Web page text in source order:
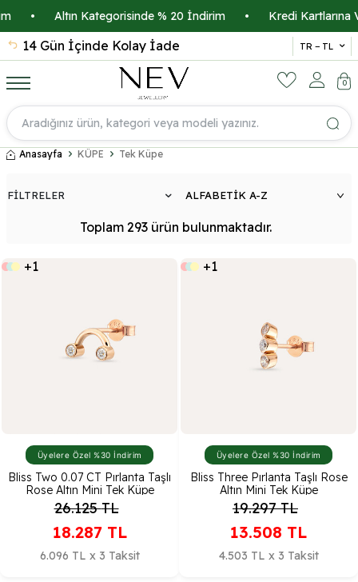
% 20 İndirim • Kredi Kartlarına Vade Farksız 3
İsminize Özel Sertifika TR − TL
0
Anasayfa KÜPE Tek Küpe
FİLTRELER
Toplam 293 ürün bulunmaktadır.
+1
Üyelere Özel %30 İndirim
Bliss Two 0.07 CT Pırlanta Taşlı
Rose Altın Mini Tek Küpe
26.125TL
18.287 TL
6.096 TL x 3 Taksit
+1
Üyelere Özel %30 İndirim
Bliss Three Pırlanta Taşlı Rose
Altın Mini Tek Küpe
19.297TL
13.508 TL
4.503 TL x 3 Taksit